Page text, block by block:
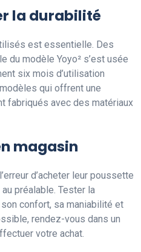
la durabilité
est essentielle. Des
du modèle Yoyo² s’est usée
six mois d’utilisation
qui offrent une
fabriqués avec des matériaux
magasin
d’acheter leur poussette
préalable. Tester la
confort, sa maniabilité et
rendez-vous dans un
votre achat.